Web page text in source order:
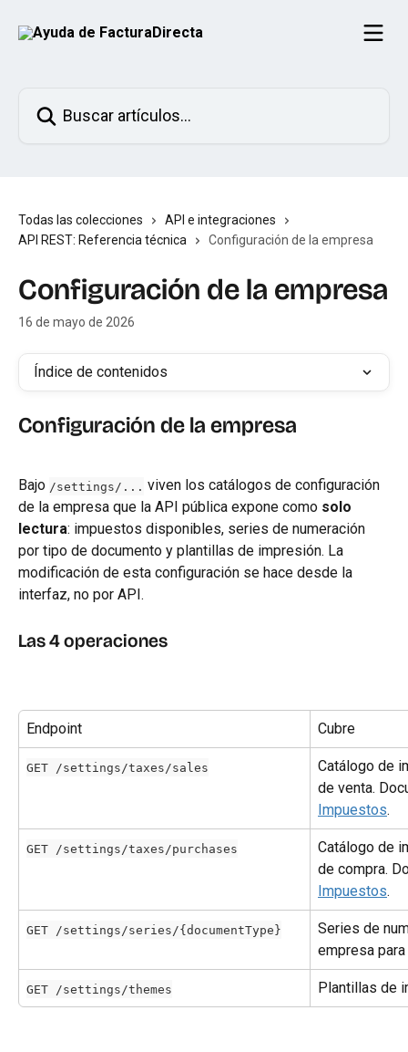
Todas las colecciones
API e integraciones
API REST: Referencia técnica
Configuración de la empresa
Configuración de la empresa
16 de mayo de 2026
Índice de contenidos
Configuración de la empresa
Bajo /settings/... viven los catálogos de configuración
de la empresa que la API pública expone como solo
lectura: impuestos disponibles, series de numeración
por tipo de documento y plantillas de impresión. La
modificación de esta configuración se hace desde la
interfaz, no por API.
Las 4 operaciones
Endpoint Cubre
GET /settings/taxes/sales
Catálogo de
de venta.
Impuestos.
GET /settings/taxes/purchases
Catálogo de
de compra.
Impuestos.
GET /settings/series/{documentType}
Series de
empresa
GET /settings/themes Plantillas de